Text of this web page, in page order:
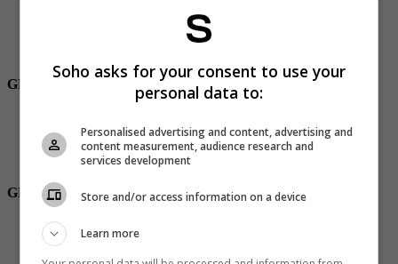
GRUPO G
Serbia
Suiza
Camerún
GRUPO H
Portugal
Ghana
Soho asks for your consent to use your
personal data to:
Personalised advertising and content, advertising and
content measurement, audience research and
services development
Store and/or access information on a device
Learn more